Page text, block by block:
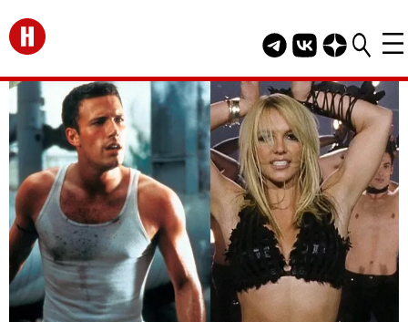
Перейти на главную
Telegram канал
Группа HELLO
Канал